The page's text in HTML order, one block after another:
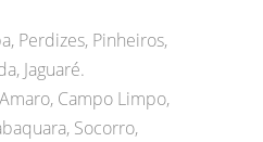
Perdizes, Pinheiros,
Jaguaré.
Campo Limpo,
Socorro,